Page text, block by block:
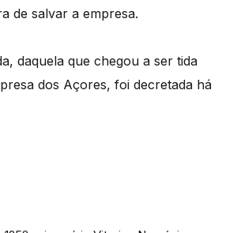
de salvar a empresa.
daquela que chegou a ser tida
dos Açores, foi decretada há